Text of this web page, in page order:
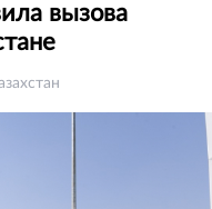
вызова